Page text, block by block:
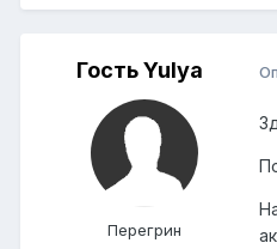
Гость Yulya
Перегрин